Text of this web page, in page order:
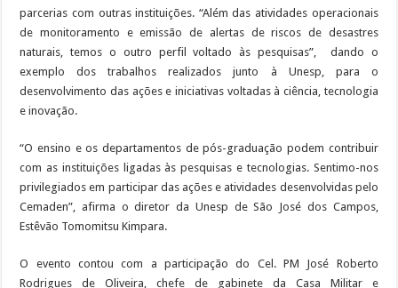
parcerias com outras instituições. “Além das atividades operacionais
de monitoramento e emissão de alertas de riscos de desastres
naturais, temos o outro perfil voltado às pesquisas”, dando o
exemplo dos trabalhos realizados junto à Unesp, para o
desenvolvimento das ações e iniciativas voltadas à ciência, tecnologia
e inovação.
“O ensino e os departamentos de pós-graduação podem contribuir
com as instituições ligadas às pesquisas e tecnologias. Sentimo-nos
privilegiados em participar das ações e atividades desenvolvidas pelo
Cemaden”, afirma o diretor da Unesp de São José dos Campos,
Estêvão Tomomitsu Kimpara.
O evento contou com a participação do Cel. PM José Roberto
Rodrigues de Oliveira, chefe de gabinete da Casa Militar e